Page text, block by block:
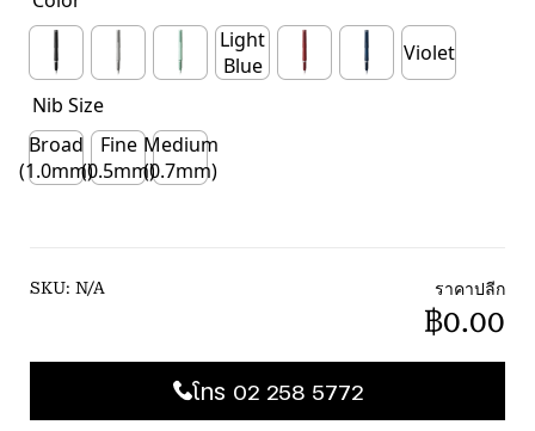
Light
Blue
Violet
Nib Size
Broad
(1.0mm)
Fine
(0.5mm)
Medium
(0.7mm)
SKU: N/A ราคาปลีก
฿0.00
โทร 02 258 5772